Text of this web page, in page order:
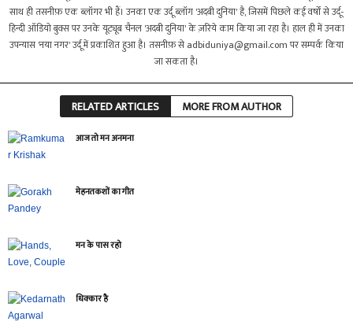
साथ ही तसनीफ़ एक ब्लॉगर भी हैं। उनका एक उर्दू ब्लॉग 'अदबी दुनिया' है, जिसमें पिछले कई वर्षों से उर्दू-
हिन्दी ऑडियो बुक्स पर उनके यूट्यूब चैनल 'अदबी दुनिया' के ज़रिये काम किया जा रहा है। हाल ही में उनका
उपन्यास 'नया नगर' उर्दू में प्रकाशित हुआ है। तसनीफ़ से adbiduniya@gmail.comपर सम्पर्क किया
जा सकता है।
RELATED ARTICLES MORE FROM AUTHOR
आज तो मन अनमना
मेहनतकशों का गीत
मन के पास रहो
धिक्कार है